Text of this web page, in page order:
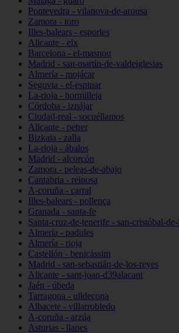
Pontevedra - vilanova-de-arousa
Zamora - toro
Illes-balears - esporles
Alicante - elx
Barcelona - el-masnou
Madrid - san-martín-de-valdeiglesias
Almería - mojácar
Segovia - el-espinar
La-rioja - hormilleja
Córdoba - iznájar
Ciudad-real - socuéllamos
Alicante - petrer
Bizkaia - zalla
La-rioja - ábalos
Madrid - alcorcón
Zamora - peleas-de-abajo
Cantabria - reinosa
A-coruña - carral
Illes-balears - pollença
Granada - santa-fe
Santa-cruz-de-tenerife - san-cristóbal-
Almería - padules
Almería - rioja
Castellón - benicàssim
Madrid - san-sebastián-de-los-reyes
Alicante - sant-joan-d39alacant
Jaén - úbeda
Tarragona - ulldecona
Albacete - villarrobledo
A-coruña - arzúa
Asturias - llanes